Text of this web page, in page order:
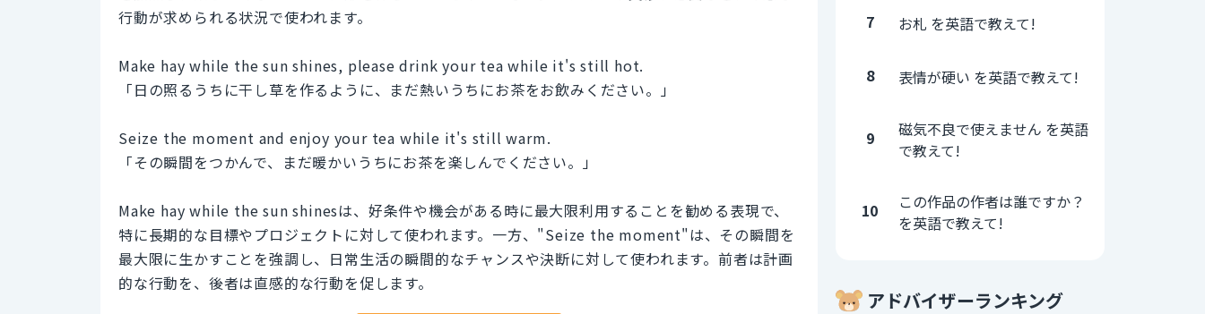
行動が求められる状況で使われます。
Make hay while the sun shines, please drink your tea while it's still hot.
「日の照るうちに干し草を作るように、まだ熱いうちにお茶をお飲みください。」
Seize the moment and enjoy your tea while it's still warm.
「その瞬間をつかんで、まだ暖かいうちにお茶を楽しんでください。」
Make hay while the sun shinesは、好条件や機会がある時に最大限利用することを勧める表現で、
特に長期的な目標やプロジェクトに対して使われます。一方、"Seize the moment"は、その瞬間を
最大限に生かすことを強調し、日常生活の瞬間的なチャンスや決断に対して使われます。前者は計画
的な行動を、後者は直感的な行動を促します。
7 お札 を英語で教えて!
8 表情が硬い を英語で教えて!
9
磁気不良で使えません を英語
で教えて!
10
この作品の作者は誰ですか？
を英語で教えて!
アドバイザーランキング